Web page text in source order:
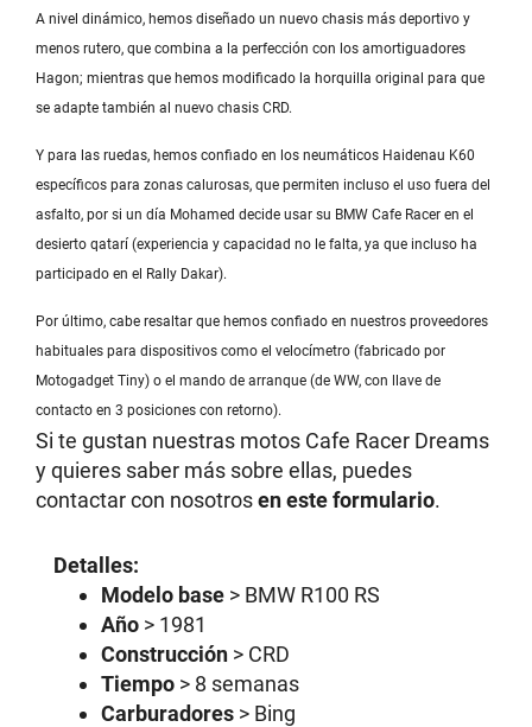
A nivel dinámico, hemos diseñado un nuevo chasis más deportivo y
menos rutero, que combina a la perfección con los amortiguadores
Hagon; mientras que hemos modificado la horquilla original para que
se adapte también al nuevo chasis CRD.
Y para las ruedas, hemos confiado en los neumáticos Haidenau K60
específicos para zonas calurosas, que permiten incluso el uso fuera del
asfalto, por si un día Mohamed decide usar su BMW Cafe Racer en el
desierto qatarí (experiencia y capacidad no le falta, ya que incluso ha
participado en el Rally Dakar).
Por último, cabe resaltar que hemos confiado en nuestros proveedores
habituales para dispositivos como el velocímetro (fabricado por
Motogadget Tiny) o el mando de arranque (de WW, con llave de
contacto en 3 posiciones con retorno).
Si te gustan nuestras motos Cafe Racer Dreams
y quieres saber más sobre ellas, puedes
contactar con nosotrosen este formulario.
Detalles:
Modelo base > BMW R100 RS
Año > 1981
Construcción > CRD
Tiempo > 8 semanas
Carburadores > Bing